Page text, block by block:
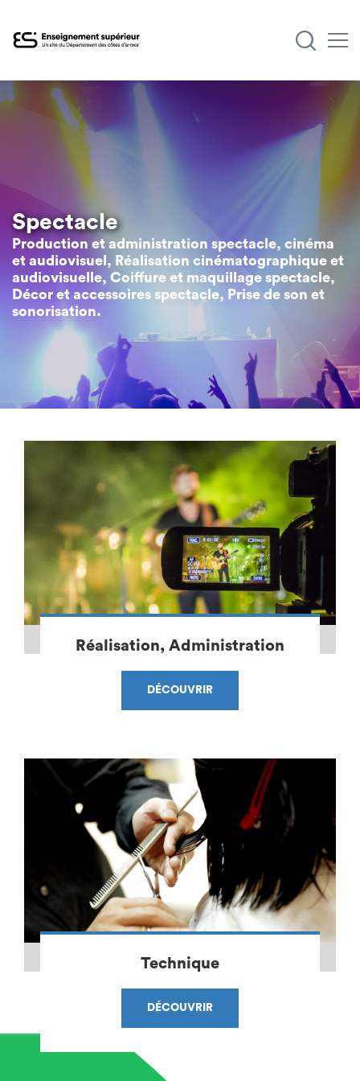
Aller
Spectacle
Production et administration spectacle, cinéma
et audiovisuel, Réalisation cinématographique et
audiovisuelle, Coiffure et maquillage spectacle,
Décor et accessoires spectacle, Prise de son et
sonorisation.
Réalisation, Administration
DÉCOUVRIR
Technique
DÉCOUVRIR